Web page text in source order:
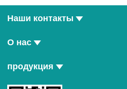
Наши контакты
О нас
продукция